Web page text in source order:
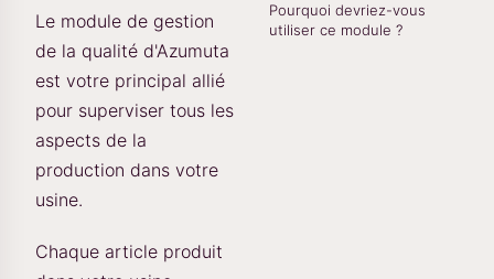
Le module de gestion
de la qualité d'Azumuta
est votre principal allié
pour superviser tous les
aspects de la
production dans votre
usine.
Chaque article produit
Pourquoi devriez-vous
utiliser ce module ?